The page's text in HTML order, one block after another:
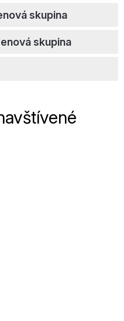
skupina
skupina